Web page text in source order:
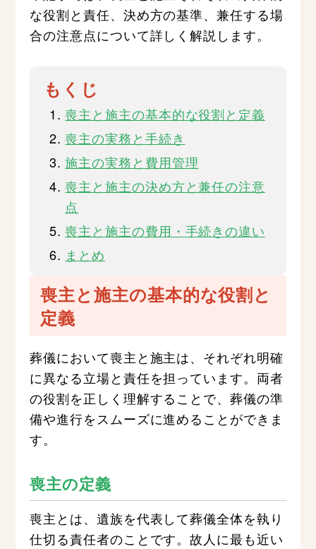
な役割と責任、決め方の基準、兼任する場
合の注意点について詳しく解説します。
もくじ
喪主と施主の基本的な役割と定義
喪主の実務と手続き
施主の実務と費用管理
喪主と施主の決め方と兼任の注意
点
喪主と施主の費用・手続きの違い
まとめ
喪主と施主の基本的な役割と
定義
葬儀において喪主と施主は、それぞれ明確
に異なる立場と責任を担っています。両者
の役割を正しく理解することで、葬儀の準
備や進行をスムーズに進めることができま
す。
喪主の定義
喪主とは、遺族を代表して葬儀全体を執り
仕切る責任者のことです。故人に最も近い